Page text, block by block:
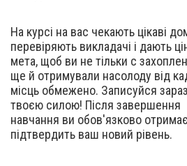
На курсі на вас чекають цікаві
перевіряють викладачі і дають
мета, щоб ви не тільки с
ще й отримували насолоду від
місць обмежено. Записуйся
твоєю силою! Після завершення
навчання ви обов'язково
підтвердить ваш новий рівень.